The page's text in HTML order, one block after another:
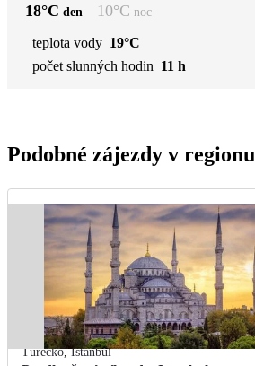
18°C den 10°C noc
teplota vody 19°C
počet slunných hodin 11 h
Podobné zájezdy v regionu
Turecko,Istanbul